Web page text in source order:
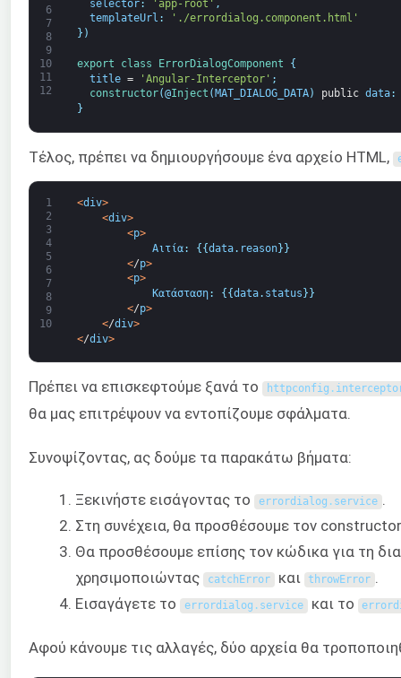
6
7
8
9
10
11
12
selector: 'app-root' ,
templateUrl :
'./errordialog.component.html'
} )
export class ErrorDialogComponent
{
title = 'Angular-Interceptor' ;
constructor(@Inject ( MAT_DIALOG_DATA) public data:
}
Τέλος, πρέπει να δημιουργήσουμε ένα αρχείο HTML,
1
2
3
4
5
6
7
8
9
10
<div>
<div>
<p>
Αιτία: {{data. reason}}
</p>
<p>
Κατάσταση: { {data. status } }
</p>
</div>
</div>
Πρέπει να επισκεφτούμε ξανά το httpconfig .
θα μας επιτρέψουν να εντοπίζουμε σφάλματα.
Συνοψίζοντας, ας δούμε τα παρακάτω βήματα:
Ξεκινήστε εισάγοντας το errordialog . service .
Στη συνέχεια, θα προσθέσουμε τον
Θα προσθέσουμε επίσης τον κώδικα για τη
χρησιμοποιώντας
catchError και throwError .
Εισαγάγετε το
errordialog . service και το
Αφού κάνουμε τις αλλαγές, δύο αρχεία θα